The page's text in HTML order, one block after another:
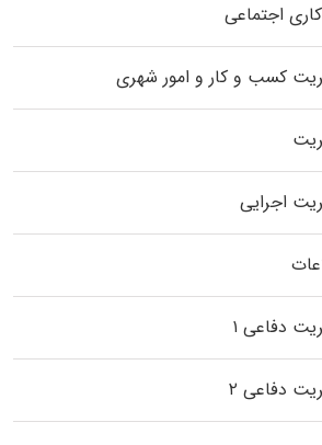
اجتماعی
کسب و کار و امور شهری
اجرایی
دفاعی ۱
دفاعی ۲